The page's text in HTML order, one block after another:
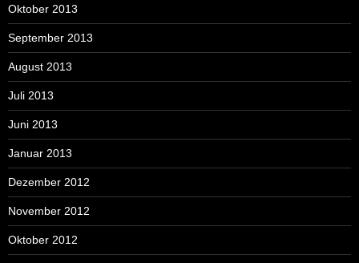
Oktober 2013
September 2013
August 2013
Juli 2013
Juni 2013
Januar 2013
Dezember 2012
November 2012
Oktober 2012